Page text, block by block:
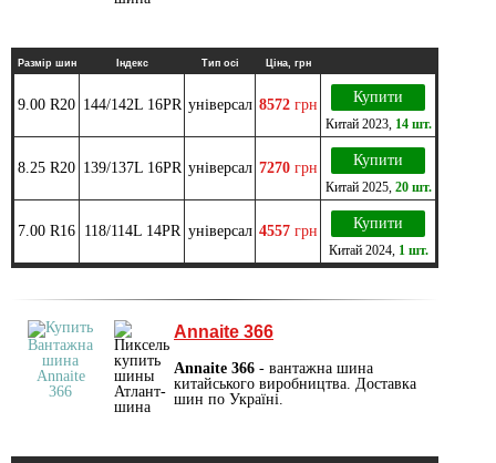
Размір шин Індекс Тип осі Ціна, грн
9.00 R20 144/142L 16PR універсал 8572 грн Купити
Китай2023, 14 шт.
8.25 R20 139/137L 16PR універсал 7270 грн Купити
Китай2025, 20 шт.
7.00 R16 118/114L 14PR універсал 4557 грн Купити
Китай2024, 1 шт.
Annaite 366
Annaite 366 - вантажна шина
китайського виробництва. Доставка
шин по Україні.